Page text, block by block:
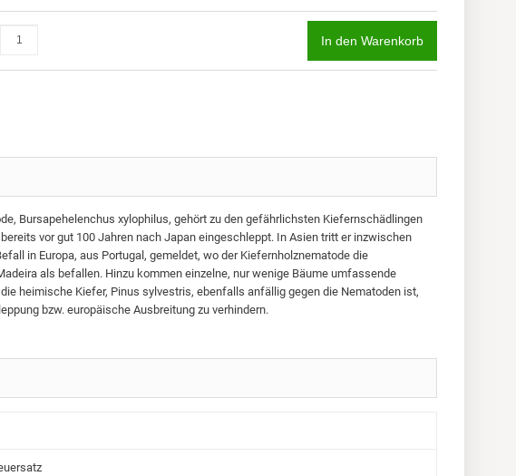
In den Warenkorb
Bursapehelenchus xylophilus, gehört zu den gefährlichsten Kiefernschädlingen
vor gut 100 Jahren nach Japan eingeschleppt. In Asien tritt er inzwischen
in Europa, aus Portugal, gemeldet, wo der Kiefernholznematode die
als befallen. Hinzu kommen einzelne, nur wenige Bäume umfassende
heimische Kiefer, Pinus sylvestris, ebenfalls anfällig gegen die Nematoden ist,
bzw. europäische Ausbreitung zu verhindern.